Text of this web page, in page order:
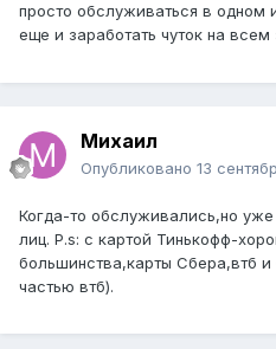
просто обслуживаться в одном
еще и заработать чуток на всем
Михаил
Опубликовано 13
Когда-то обслуживались,но
лиц. P.s: с картой Тинькофф-
большинства,карты Сбера,втб
частью втб).